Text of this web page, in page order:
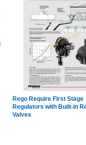
Rego Require First Stage
Regulators with Built-in
Valves